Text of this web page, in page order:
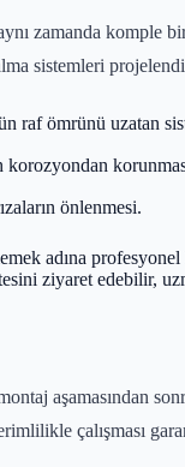
komple
sistemleri
raf ömrünü uzatan
korozyondan
önlenmesi.
adına
ziyaret edebilir,
aşamasından
çalışması